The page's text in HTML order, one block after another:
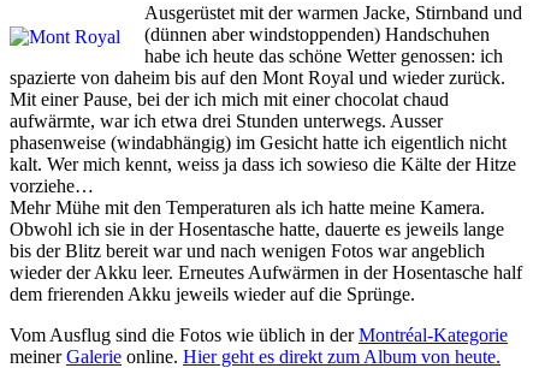
Ausgerüstet mit der warmen Jacke, Stirnband und
(dünnen aber windstoppenden) Handschuhen
habe ich heute das schöne Wetter genossen: ich
spazierte von daheim bis auf den Mont Royal und wieder zurück.
Mit einer Pause, bei der ich mich mit einer chocolat chaud
aufwärmte, war ich etwa drei Stunden unterwegs. Ausser
phasenweise (windabhängig) im Gesicht hatte ich eigentlich nicht
kalt. Wer mich kennt, weiss ja dass ich sowieso die Kälte der Hitze
vorziehe…
Mehr Mühe mit den Temperaturen als ich hatte meine Kamera.
Obwohl ich sie in der Hosentasche hatte, dauerte es jeweils lange
bis der Blitz bereit war und nach wenigen Fotos war angeblich
wieder der Akku leer. Erneutes Aufwärmen in der Hosentasche half
dem frierenden Akku jeweils wieder auf die Sprünge.
Vom Ausflug sind die Fotos wie üblich in derMontréal-Kategorie
meinerGalerie online. Hier geht es direkt zum Album von heute.